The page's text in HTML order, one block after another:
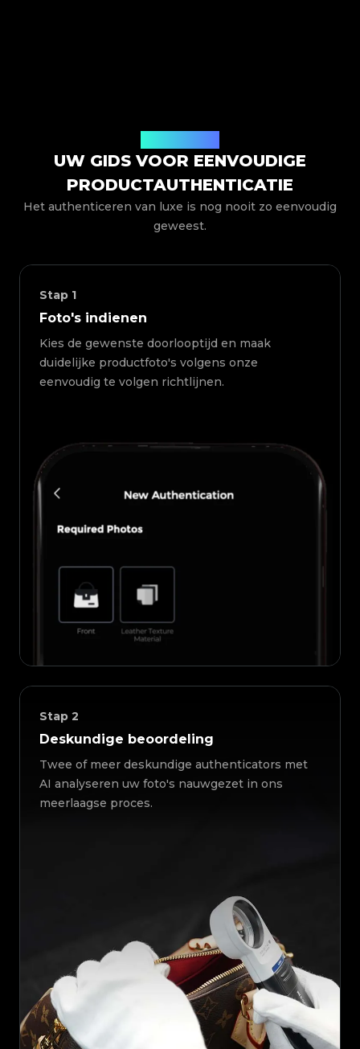
UW GIDS VOOR EENVOUDIGE
PRODUCTAUTHENTICATIE
Het authenticeren van luxe is nog nooit zo eenvoudig
geweest.
Stap 1
Foto's indienen
Kies de gewenste doorlooptijd en maak
duidelijke productfoto's volgens onze
eenvoudig te volgen richtlijnen.
Stap 2
Deskundige beoordeling
Twee of meer deskundige authenticators met
AI analyseren uw foto's nauwgezet in ons
meerlaagse proces.